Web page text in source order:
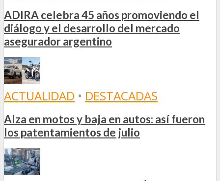
ADIRA celebra 45 años promoviendo el
diálogo y el desarrollo del mercado
asegurador argentino
ACTUALIDAD • DESTACADAS
Alza en motos y baja en autos: así fueron
los patentamientos de julio